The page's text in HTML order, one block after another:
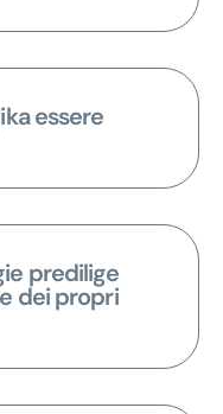
essere
predilige
dei propri